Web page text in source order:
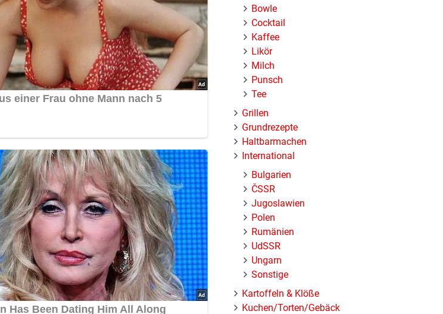
Bowle
Cocktail
Kaffee
Likör
Milch
Punsch
Tee
Grillen
Grundrezepte
Haltbarmachen
International
Bulgarien
ČSSR
Jugoslawien
Polen
Rumänien
UdSSR
Ungarn
Sonstige
Kartoffeln & Klöße
Kuchen/Torten/Gebäck